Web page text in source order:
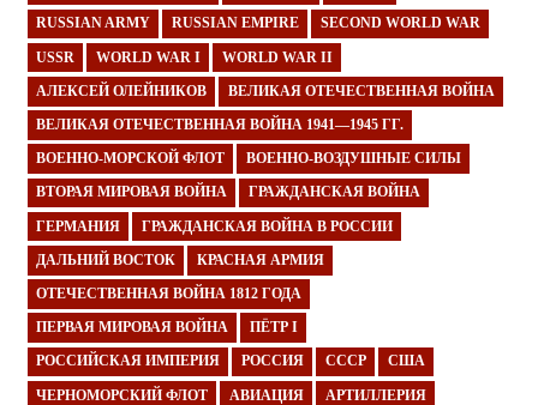
RUSSIAN ARMY RUSSIAN EMPIRE SECOND WORLD WAR
USSR WORLD WAR I WORLD WAR II
АЛЕКСЕЙ ОЛЕЙНИКОВ ВЕЛИКАЯ ОТЕЧЕСТВЕННАЯ ВОЙНА
ВЕЛИКАЯ ОТЕЧЕСТВЕННАЯ ВОЙНА 1941—1945 ГГ.
ВОЕННО-МОРСКОЙ ФЛОТ ВОЕННО-ВОЗДУШНЫЕ СИЛЫ
ВТОРАЯ МИРОВАЯ ВОЙНА ГРАЖДАНСКАЯ ВОЙНА
ГЕРМАНИЯ ГРАЖДАНСКАЯ ВОЙНА В РОССИИ
ДАЛЬНИЙ ВОСТОК КРАСНАЯ АРМИЯ
ОТЕЧЕСТВЕННАЯ ВОЙНА 1812 ГОДА
ПЕРВАЯ МИРОВАЯ ВОЙНА ПЁТР I
РОССИЙСКАЯ ИМПЕРИЯ РОССИЯ СССР США
ЧЕРНОМОРСКИЙ ФЛОТ АВИАЦИЯ АРТИЛЛЕРИЯ